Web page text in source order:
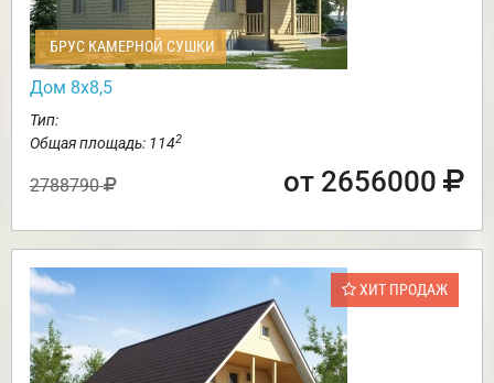
БРУС КАМЕРНОЙ СУШКИ
Дом 8х8,5
Тип:
Общая площадь: 1142
2788790 от 2656000
ХИТ ПРОДАЖ